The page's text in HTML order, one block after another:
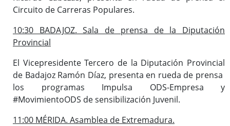
Circuito de Carreras Populares.
10:30 BADAJOZ. Sala de prensa de la Diputación
Provincial
El Vicepresidente Tercero de la Diputación Provincial
de Badajoz Ramón Díaz, presenta en rueda de prensa
los programas Impulsa ODS-Empresa y
#MovimientoODS de sensibilización Juvenil.
11:00 MÉRIDA. Asamblea de Extremadura.